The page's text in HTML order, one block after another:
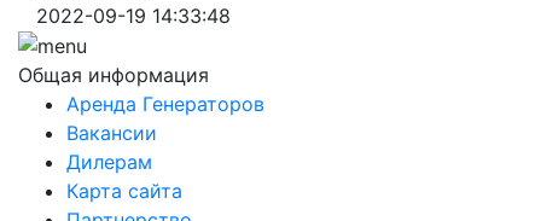
2022-09-19 14:33:48
Общая информация
Аренда Генераторов
Вакансии
Дилерам
Карта сайта